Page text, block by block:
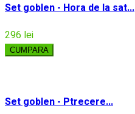
Set goblen - Hora de la sat...
296 lei
CUMPARA
Set goblen - Ptrecere...